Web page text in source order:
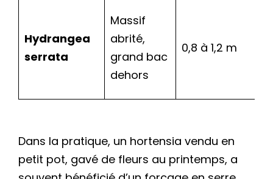
Hydrangea
serrata
Massif
abrité,
grand bac
dehors
0,8 à 1,2 m
Dans la pratique, un hortensia vendu en
petit pot, gavé de fleurs au printemps, a